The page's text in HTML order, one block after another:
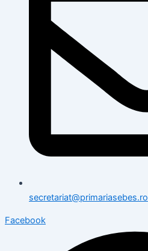
secretariat@primariasebes.ro
Facebook